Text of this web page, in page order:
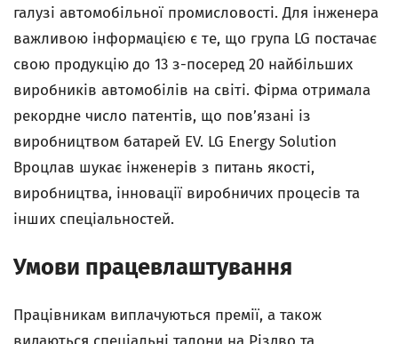
галузі автомобільної промисловості. Для інженера
важливою інформацією є те, що група LG постачає
свою продукцію до 13 з-посеред 20 найбільших
виробників автомобілів на світі. Фірма отримала
рекордне число патентів, що пов’язані із
виробництвом батарей EV. LG Energy Solution
Вроцлав шукає інженерів з питань якості,
виробництва, інновації виробничих процесів та
інших спеціальностей.
Умови працевлаштування
Працівникам виплачуються премії, а також